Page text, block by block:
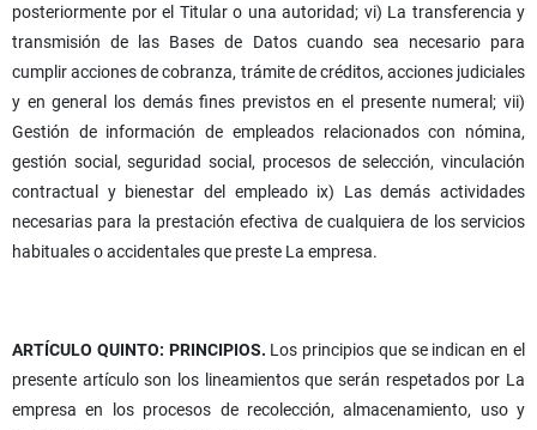
posteriormente por el Titular o una autoridad; vi) La transferencia y
transmisión de las Bases de Datos cuando sea necesario para
cumplir acciones de cobranza, trámite de créditos, acciones judiciales
y en general los demás fines previstos en el presente numeral; vii)
Gestión de información de empleados relacionados con nómina,
gestión social, seguridad social, procesos de selección, vinculación
contractual y bienestar del empleado ix) Las demás actividades
necesarias para la prestación efectiva de cualquiera de los servicios
habituales o accidentales que preste La empresa.
ARTÍCULO QUINTO: PRINCIPIOS. Los principios que se indican en el
presente artículo son los lineamientos que serán respetados por La
empresa en los procesos de recolección, almacenamiento, uso y